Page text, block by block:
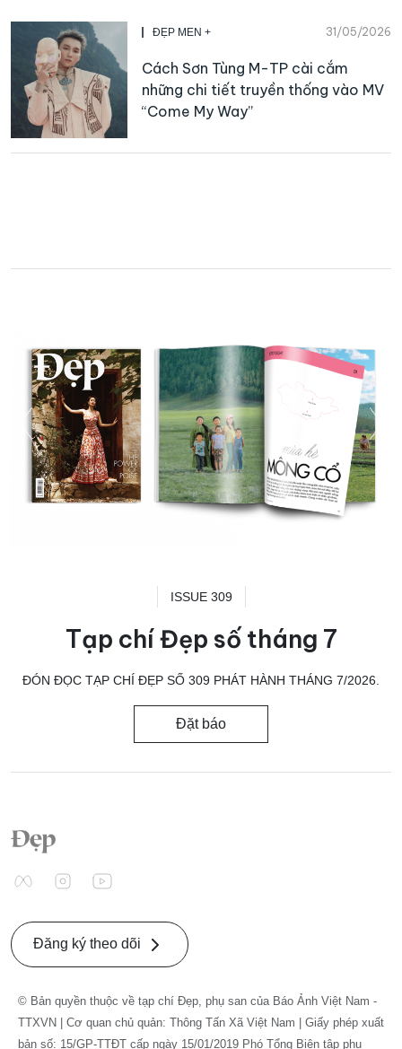
ĐẸP MEN + 31/05/2026
Cách Sơn Tùng M-TP cài cắm
những chi tiết truyền thống vào MV
“Come My Way”
ISSUE 309
Tạp chí Đẹp số tháng 7
ĐÓN ĐỌC TẠP CHÍ ĐẸP SỐ 309 PHÁT HÀNH THÁNG 7/2026.
Đặt báo
Đăng ký theo dõi
© Bản quyền thuộc về tạp chí Đẹp, phụ san của Báo Ảnh Việt Nam -
TTXVN | Cơ quan chủ quản: Thông Tấn Xã Việt Nam | Giấy phép xuất
bản số: 15/GP-TTĐT cấp ngày 15/01/2019 Phó Tổng Biên tập phụ